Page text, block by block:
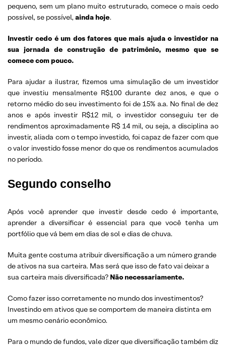
pequeno, sem um plano muito estruturado, comece o mais cedo
possível, se possível, ainda hoje.
Investir cedo é um dos fatores que mais ajuda o investidor na
sua jornada de construção de patrimônio, mesmo que se
comece com pouco.
Para ajudar a ilustrar, fizemos uma simulação de um investidor
que investiu mensalmente R$100 durante dez anos, e que o
retorno médio do seu investimento foi de 15% a.a. No final de dez
anos e após investir R$12 mil, o investidor conseguiu ter de
rendimentos aproximadamente R$ 14 mil, ou seja, a disciplina ao
investir, aliada com o tempo investido, foi capaz de fazer com que
o valor investido fosse menor do que os rendimentos acumulados
no período.
Segundo conselho
Após você aprender que investir desde cedo é importante,
aprender a diversificar é essencial para que você tenha um
portfólio que vá bem em dias de sol e dias de chuva.
Muita gente costuma atribuir diversificação a um número grande
de ativos na sua carteira. Mas será que isso de fato vai deixar a
sua carteira mais diversificada? Não necessariamente.
Como fazer isso corretamente no mundo dos investimentos?
Investindo em ativos que se comportem de maneira distinta em
um mesmo cenário econômico.
Para o mundo de fundos, vale dizer que diversificação também diz